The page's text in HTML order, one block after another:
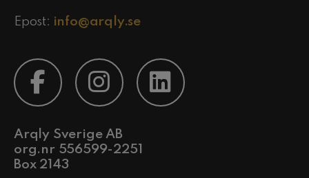
Epost: info@arqly.se
Arqly Sverige AB
org.nr 556599-2251
Box 2143